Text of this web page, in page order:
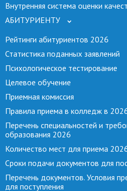
Внутренняя система оценки
АБИТУРИЕНТУ
Рейтинги абитуриентов 2026
Статистика поданных заявлений
Психологическое тестирование
Целевое обучение
Приемная комиссия
Правила приема в колледж в
Перечень специальностей и
образования 2026
Количество мест для приема
Сроки подачи документов для
Перечень документов. Условия
для поступления